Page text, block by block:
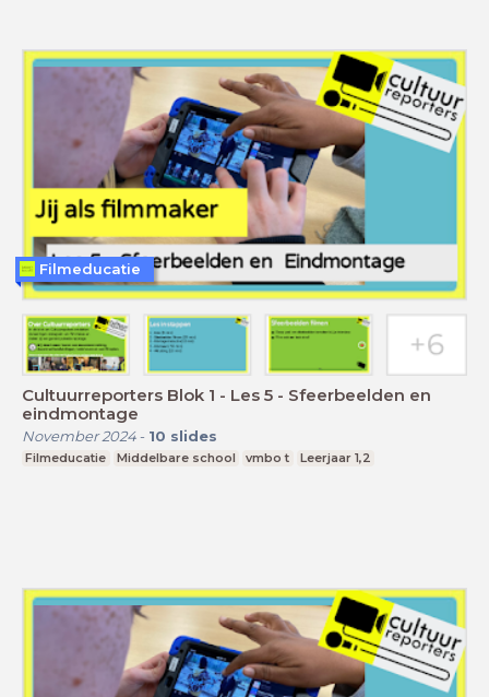
Cultuurreporters Blok 1 - Les 5 - Sfeerbeelden en
eindmontage
November 2024- 10 slides
Filmeducatie Middelbare school vmbo t Leerjaar 1,2
Filmeducatie